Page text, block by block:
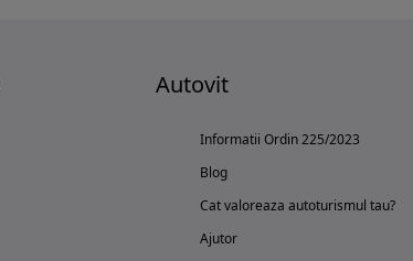
Autovit
Informatii Ordin 225/2023
Blog
Cat valoreaza autoturismul tau?
Ajutor